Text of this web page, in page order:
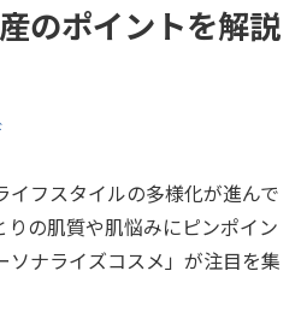
のポイントを解説
フスタイルの多様化が進んで
りの肌質や肌悩みにピンポイン
ソナライズコスメ」が注目を集